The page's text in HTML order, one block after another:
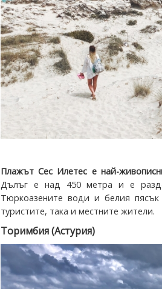
Плажът Сес Илетес е най-
Дълъг е над 450 метра и е
Тюркоазените води и белия
туристите, така и местните жители.
Торимбия (Астурия)